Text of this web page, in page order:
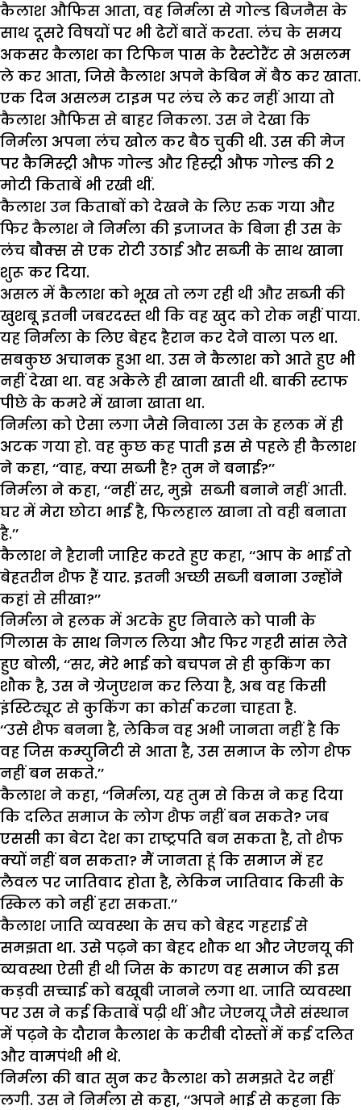
कैलाश औफिस आता, वह निर्मला से गोल्ड बिजनैस के
साथ दूसरे विषयों पर भी ढेरों बातें करता. लंच के समय
अकसर कैलाश का टिफिन पास के रैस्टोरैंट से असलम
ले कर आता, जिसे कैलाश अपने केबिन में बैठ कर खाता.
एक दिन असलम टाइम पर लंच ले कर नहीं आया तो
कैलाश औफिस से बाहर निकला. उस ने देखा कि
निर्मला अपना लंच खोल कर बैठ चुकी थी. उस की मेज
पर कैमिस्ट्री औफ गोल्ड और हिस्ट्री औफ गोल्ड की 2
मोटी किताबें भी रखी थीं.
कैलाश उन किताबों को देखने के लिए रुक गया और
फिर कैलाश ने निर्मला की इजाजत के बिना ही उस के
लंच बौक्स से एक रोटी उठाई और सब्जी के साथ खाना
शुरू कर दिया.
असल में कैलाश को भूख तो लग रही थी और सब्जी की
खुशबू इतनी जबरदस्त थी कि वह खुद को रोक नहीं पाया.
यह निर्मला के लिए बेहद हैरान कर देने वाला पल था.
सबकुछ अचानक हुआ था. उस ने कैलाश को आते हुए भी
नहीं देखा था. वह अकेले ही खाना खाती थी. बाकी स्टाफ
पीछे के कमरे में खाना खाता था.
निर्मला को ऐसा लगा जैसे निवाला उस के हलक में ही
अटक गया हो. वह कुछ कह पाती इस से पहले ही कैलाश
ने कहा, ‘‘वाह, क्या सब्जी है? तुम ने बनाई?’’
निर्मला ने कहा, ‘‘नहीं सर, मुझे सब्जी बनाने नहीं आती.
घर में मेरा छोटा भाई है, फिलहाल खाना तो वही बनाता
है.’’
कैलाश ने हैरानी जाहिर करते हुए कहा, ‘‘आप के भाई तो
बेहतरीन शैफ हैं यार. इतनी अच्छी सब्जी बनाना उन्होंने
कहां से सीखा?’’
निर्मला ने हलक में अटके हुए निवाले को पानी के
गिलास के साथ निगल लिया और फिर गहरी सांस लेते
हुए बोली, ‘‘सर, मेरे भाई को बचपन से ही कुकिंग का
शौक है, उस ने ग्रेजुएशन कर लिया है, अब वह किसी
इंस्टिट्यूट से कुकिंग का कोर्स करना चाहता है.
‘‘उसे शैफ बनना है, लेकिन वह अभी जानता नहीं है कि
वह जिस कम्युनिटी से आता है, उस समाज के लोग शैफ
नहीं बन सकते.’’
कैलाश ने कहा, ‘‘निर्मला, यह तुम से किस ने कह दिया
कि दलित समाज के लोग शैफ नहीं बन सकते? जब
एससी का बेटा देश का राष्ट्रपति बन सकता है, तो शैफ
क्यों नहीं बन सकता? मैं जानता हूं कि समाज में हर
लैवल पर जातिवाद होता है, लेकिन जातिवाद किसी के
स्किल को नहीं हरा सकता.’’
कैलाश जाति व्यवस्था के सच को बेहद गहराई से
समझता था. उसे पढ़ने का बेहद शौक था और जेएनयू की
व्यवस्था ऐसी ही थी जिस के कारण वह समाज की इस
कड़वी सच्चाई को बखूबी जानने लगा था. जाति व्यवस्था
पर उस ने कई किताबें पढ़ी थीं और जेएनयू जैसे संस्थान
में पढ़ने के दौरान कैलाश के करीबी दोस्तों में कई दलित
और वामपंथी भी थे.
निर्मला की बात सुन कर कैलाश को समझते देर नहीं
लगी. उस ने निर्मला से कहा, ‘‘अपने भाई से कहना कि